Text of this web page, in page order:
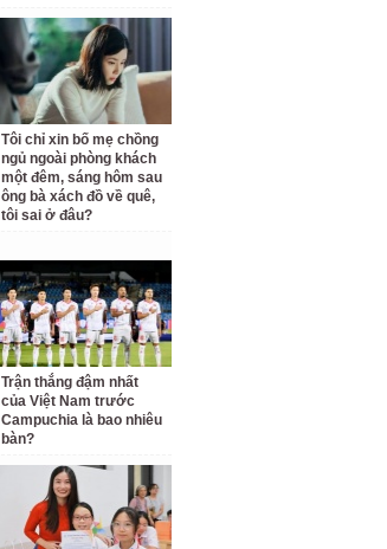
Tôi chỉ xin bố mẹ chồng
ngủ ngoài phòng khách
một đêm, sáng hôm sau
ông bà xách đồ về quê,
tôi sai ở đâu?
Trận thắng đậm nhất
của Việt Nam trước
Campuchia là bao nhiêu
bàn?